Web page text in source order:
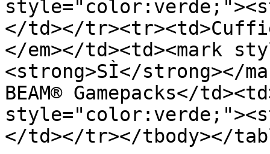
</td></
</em></td><td><mark
<strong>SÌ</strong></
BEAM® Gamepacks</
</td></tr></tbody></